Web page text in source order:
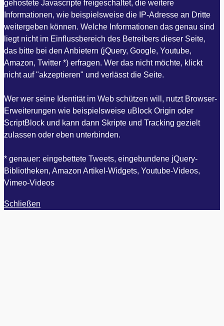
gehostete Javascripte freigeschaltet, die weitere
Informationen, wie beispielsweise die IP-Adresse an Dritte
weitergeben können. Welche Informationen das genau sind
liegt nicht im Einflussbereich des Betreibers dieser Seite,
das bitte bei den Anbietern (jQuery, Google, Youtube,
Amazon, Twitter *) erfragen. Wer das nicht möchte, klickt
nicht auf "akzeptieren" und verlässt die Seite.
Wer wer seine Identität im Web schützen will, nutzt Browser-
Erweiterungen wie beispielsweise uBlock Origin oder
ScriptBlock und kann dann Skripte und Tracking gezielt
zulassen oder eben unterbinden.
* genauer: eingebettete Tweets, eingebundene jQuery-
Bibliotheken, Amazon Artikel-Widgets, Youtube-Videos,
Vimeo-Videos
Schließen